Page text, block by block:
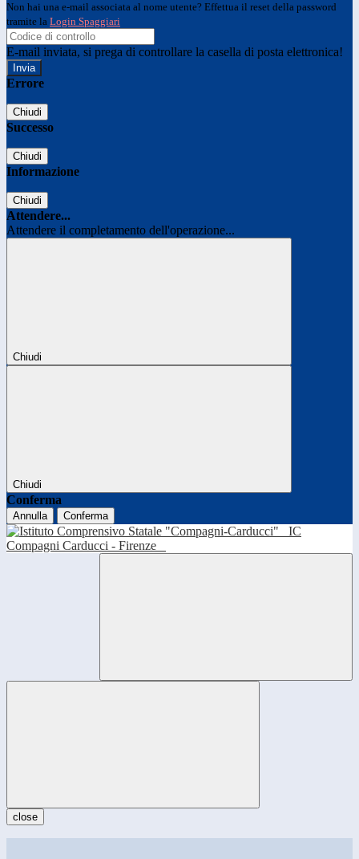
Non hai una e-mail associata al nome utente? Effettua il reset della password
tramite la Login Spaggiari
E-mail inviata, si prega di controllare la casella di posta elettronica!
Errore
Chiudi
Successo
Chiudi
Informazione
Chiudi
Attendere...
Attendere il completamento dell'operazione...
Chiudi
Chiudi
Conferma
Annulla Conferma
IC
Compagni Carducci - Firenze
close